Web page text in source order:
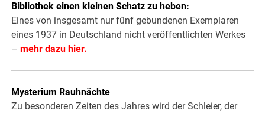
Bibliothek einen kleinen Schatz zu heben:
Eines von insgesamt nur fünf gebundenen Exemplaren
eines 1937 in Deutschland nicht veröffentlichten Werkes
– mehr dazu hier.
Mysterium Rauhnächte
Zu besonderen Zeiten des Jahres wird der Schleier, der